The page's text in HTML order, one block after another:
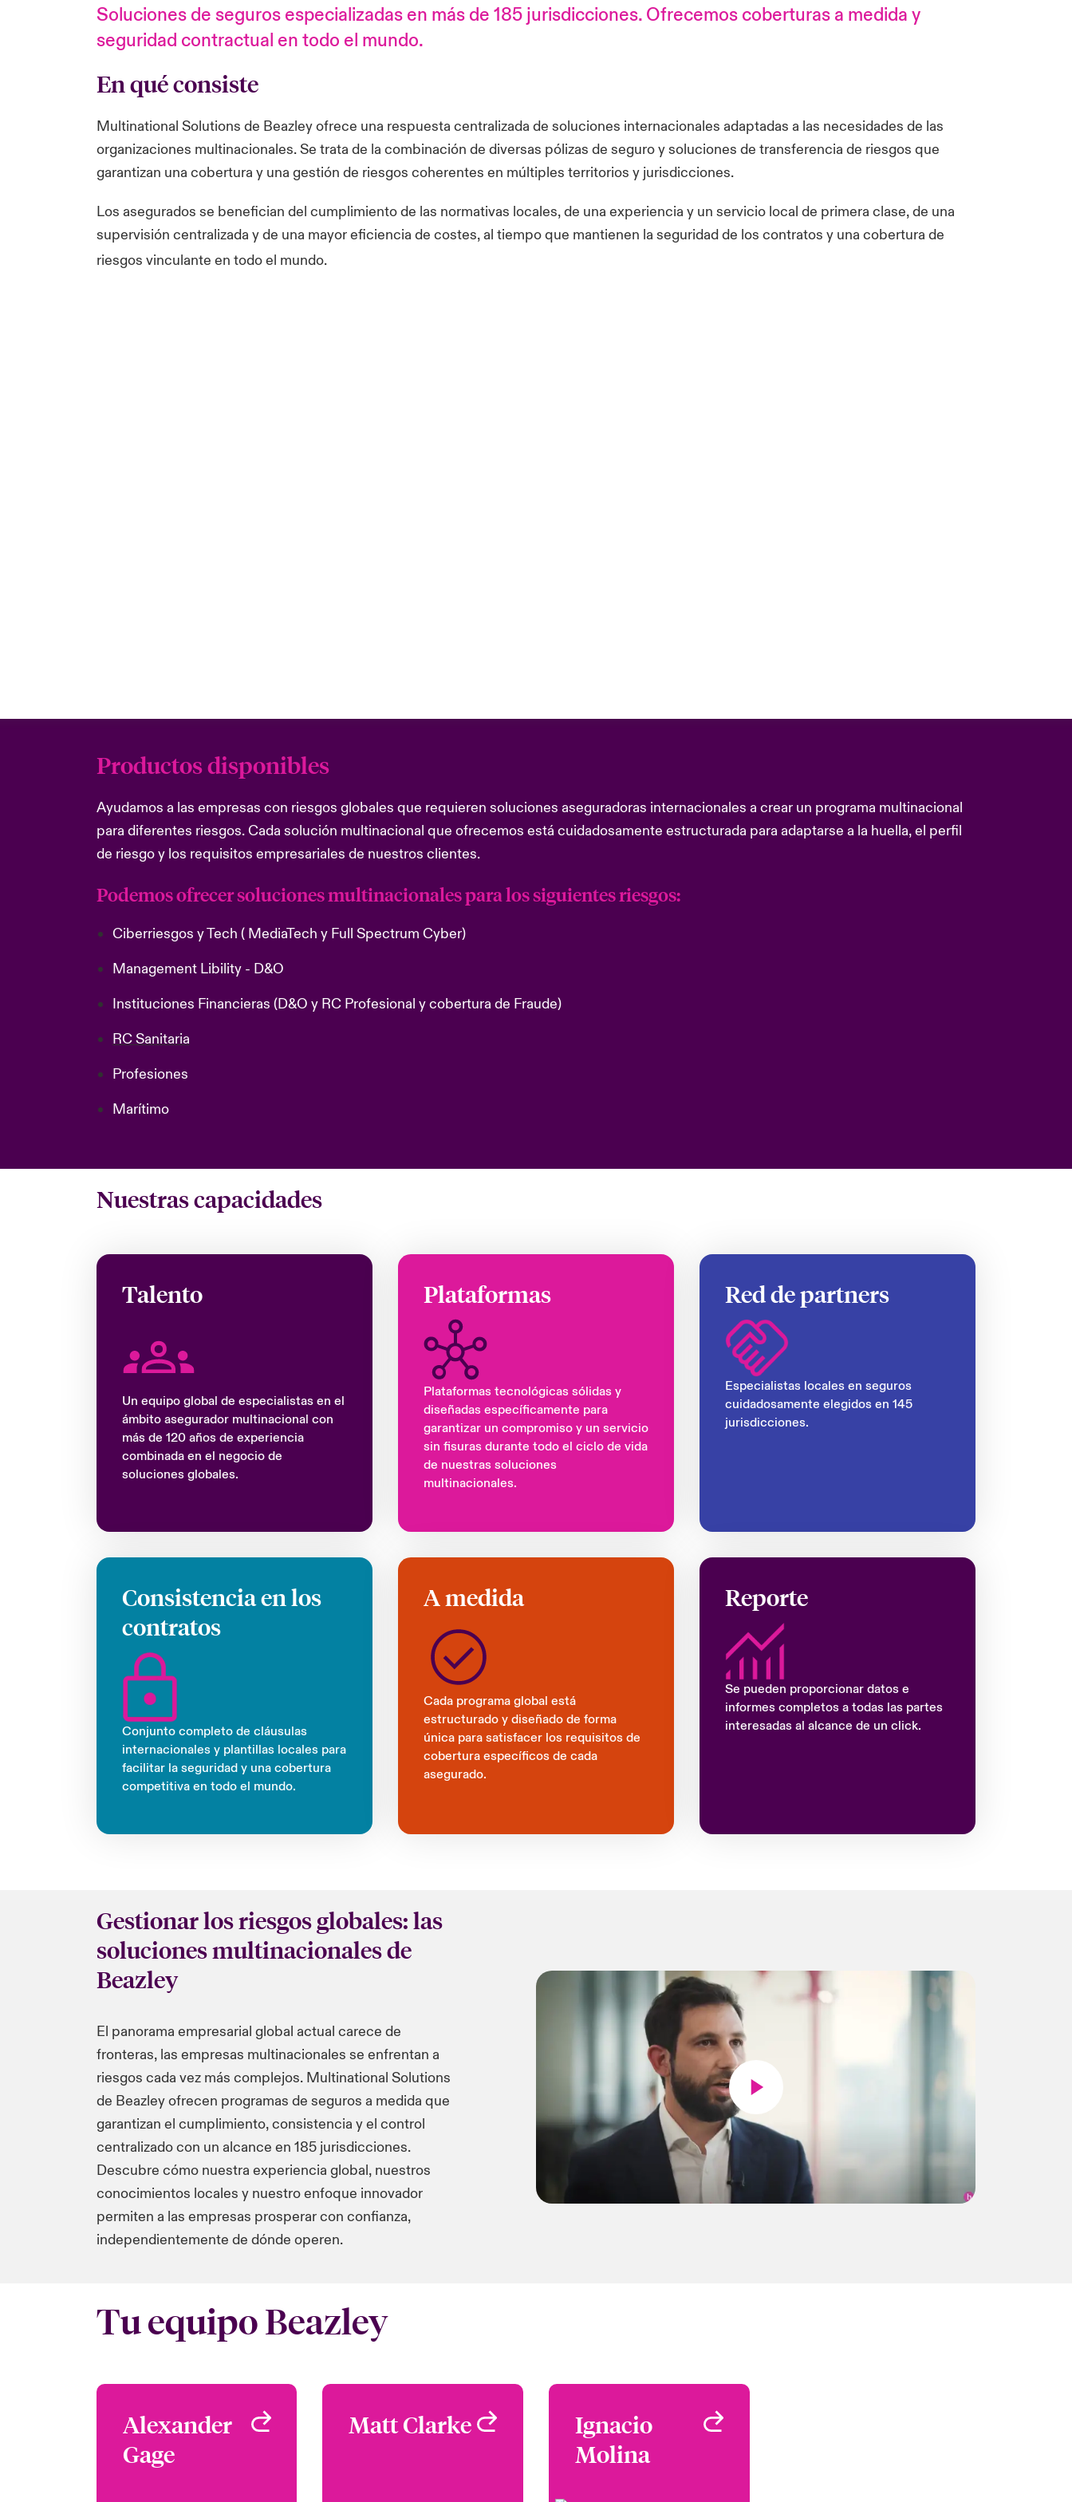
Soluciones de seguros especializadas en más de 185 jurisdicciones. Ofrecemos coberturas a medida y
seguridad contractual en todo el mundo.
En qué consiste
Multinational Solutions de Beazley ofrece una respuesta centralizada de soluciones internacionales adaptadas a las necesidades de las
organizaciones multinacionales. Se trata de la combinación de diversas pólizas de seguro y soluciones de transferencia de riesgos que
garantizan una cobertura y una gestión de riesgos coherentes en múltiples territorios y jurisdicciones.
Los asegurados se benefician del cumplimiento de las normativas locales, de una experiencia y un servicio local de primera clase, de una
supervisión centralizada y de una mayor eficiencia de costes, al tiempo que mantienen la seguridad de los contratos y una cobertura de
riesgos vinculante en todo el mundo.
Productos disponibles
Ayudamos a las empresas con riesgos globales que requieren soluciones aseguradoras internacionales a crear un programa multinacional
para diferentes riesgos. Cada solución multinacional que ofrecemos está cuidadosamente estructurada para adaptarse a la huella, el perfil
de riesgo y los requisitos empresariales de nuestros clientes.
Podemos ofrecer soluciones multinacionales para los siguientes riesgos:
Ciberriesgos y Tech ( MediaTech y Full Spectrum Cyber)
Management Libility - D&O
Instituciones Financieras (D&O y RC Profesional y cobertura de Fraude)
RC Sanitaria
Profesiones
Marítimo
Nuestras capacidades
Talento
Un equipo global de especialistas en el
ámbito asegurador multinacional con
más de 120 años de experiencia
combinada en el negocio de
soluciones globales.
Plataformas
Plataformas tecnológicas sólidas y
diseñadas específicamente para
garantizar un compromiso y un servicio
sin fisuras durante todo el ciclo de vida
de nuestras soluciones
multinacionales.
Red de partners
Especialistas locales en seguros
cuidadosamente elegidos en 145
jurisdicciones.
Consistencia en los
contratos
Conjunto completo de cláusulas
internacionales y plantillas locales para
facilitar la seguridad y una cobertura
competitiva en todo el mundo.
A medida
Cada programa global está
estructurado y diseñado de forma
única para satisfacer los requisitos de
cobertura específicos de cada
asegurado.
Reporte
Se pueden proporcionar datos e
informes completos a todas las partes
interesadas al alcance de un click.
Gestionar los riesgos globales: las
soluciones multinacionales de
Beazley
El panorama empresarial global actual carece de
fronteras, las empresas multinacionales se enfrentan a
riesgos cada vez más complejos. Multinational Solutions
de Beazley ofrecen programas de seguros a medida que
garantizan el cumplimiento, consistencia y el control
centralizado con un alcance en 185 jurisdicciones.
Descubre cómo nuestra experiencia global, nuestros
conocimientos locales y nuestro enfoque innovador
permiten a las empresas prosperar con confianza,
independientemente de dónde operen.
Tu equipo Beazley
Alexander
Gage
Alexander
Matt Clarke
Matt Clarke
Ignacio
Molina
Ignacio
Molina